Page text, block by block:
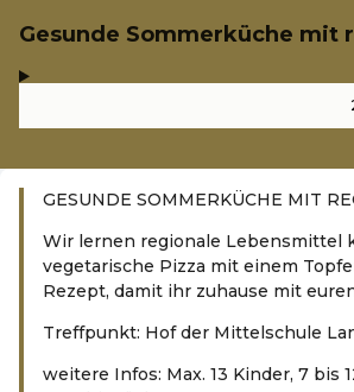
Gesunde Sommerküche mit
GESUNDE SOMMERKÜCHE MIT
Wir lernen regionale Lebensmittel
vegetarische Pizza mit einem
Rezept, damit ihr zuhause mit
Treffpunkt: Hof der Mittelschule
weitere Infos: Max. 13 Kinder, 7 bis